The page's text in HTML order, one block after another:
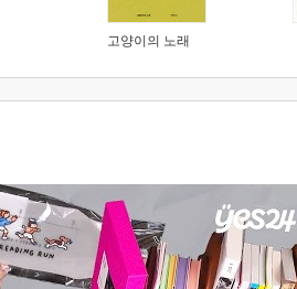
고양이의 노래